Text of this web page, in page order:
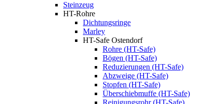
Steinzeug
HT-Rohre
Dichtungsringe
Marley
HT-Safe Ostendorf
Rohre (HT-Safe)
Bögen (HT-Safe)
Reduzierungen (HT-Safe)
Abzweige (HT-Safe)
Stopfen (HT-Safe)
Überschiebmuffe (HT-Safe)
Reinigungsrohr (HT-Safe)